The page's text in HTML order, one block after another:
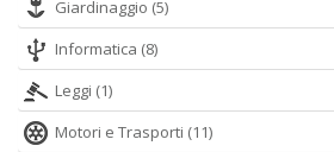
Giardinaggio (5)
Informatica (8)
Leggi (1)
Motori e Trasporti (11)